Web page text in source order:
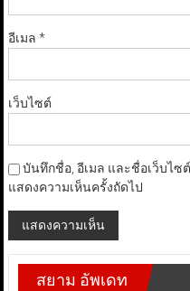
อีเมล *
เว็บไซต์
บันทึกชื่อ, อีเมล และชื่อเว็บไซ
แสดงความเห็นครั้งถัดไป
สยาม อัพเดท